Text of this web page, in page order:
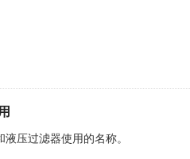
压过滤器使用的名称。